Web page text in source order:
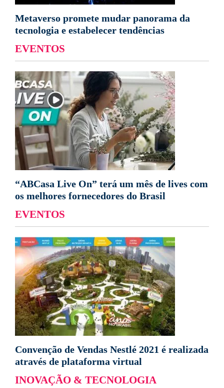
Metaverso promete mudar panorama da
tecnologia e estabelecer tendências
EVENTOS
“ABCasa Live On” terá um mês de lives com
os melhores fornecedores do Brasil
EVENTOS
Convenção de Vendas Nestlé 2021 é realizada
através de plataforma virtual
INOVAÇÃO & TECNOLOGIA